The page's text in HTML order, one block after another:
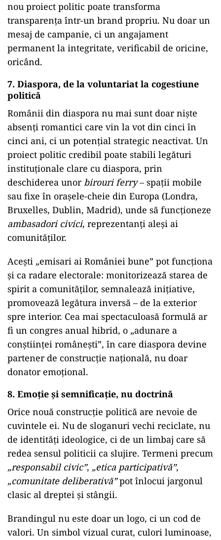
nou proiect politic poate transforma
transparența într-un brand propriu. Nu doar un
mesaj de campanie, ci un angajament
permanent la integritate, verificabil de oricine,
oricând.
7. Diaspora, de la voluntariat la cogestiune
politică
Românii din diaspora nu mai sunt doar niște
absenți romantici care vin la vot din cinci în
cinci ani, ci un potențial strategic neactivat. Un
proiect politic credibil poate stabili legături
instituționale clare cu diaspora, prin
deschiderea unorbirouri ferry– spații mobile
sau fixe în orașele-cheie din Europa (Londra,
Bruxelles, Dublin, Madrid), unde să funcționeze
ambasadori civici, reprezentanți aleși ai
comunităților.
Acești „emisari ai României bune” pot funcționa
și ca radare electorale: monitorizează starea de
spirit a comunităților, semnalează inițiative,
promovează legătura inversă – de la exterior
spre interior. Cea mai spectaculoasă formulă ar
fi un congres anual hibrid, o „adunare a
conștiinței românești”, în care diaspora devine
partener de construcție națională, nu doar
donator emoțional.
8. Emoție și semnificație, nu doctrină
Orice nouă construcție politică are nevoie de
cuvintele ei. Nu de sloganuri vechi reciclate, nu
de identități ideologice, ci de un limbaj care să
redea sensul politicii ca slujire. Termeni precum
„responsabil civic”, „etica participativă”,
„comunitate deliberativă”pot înlocui jargonul
clasic al dreptei și stângii.
Brandingul nu este doar un logo, ci un cod de
valori. Un simbol vizual curat, culori luminoase,